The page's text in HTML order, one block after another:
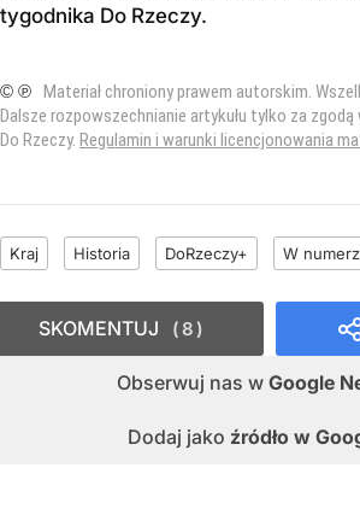
tygodnika Do Rzeczy.
© ℗ Materiał chroniony prawem autorskim.
Dalsze rozpowszechnianie artykułu tylko za
Do Rzeczy. Regulamin i warunki licencjonowania
Kraj Historia DoRzeczy+ W
Obserwuj nas w Google
Dodaj jako źródło w
SKOMENTUJ 8